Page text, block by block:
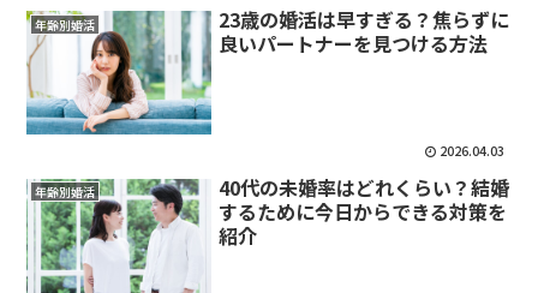
年齢別婚活
23歳の婚活は早すぎる？焦らずに
良いパートナーを見つける方法
2026.04.03
年齢別婚活
40代の未婚率はどれくらい？結婚
するために今日からできる対策を
紹介